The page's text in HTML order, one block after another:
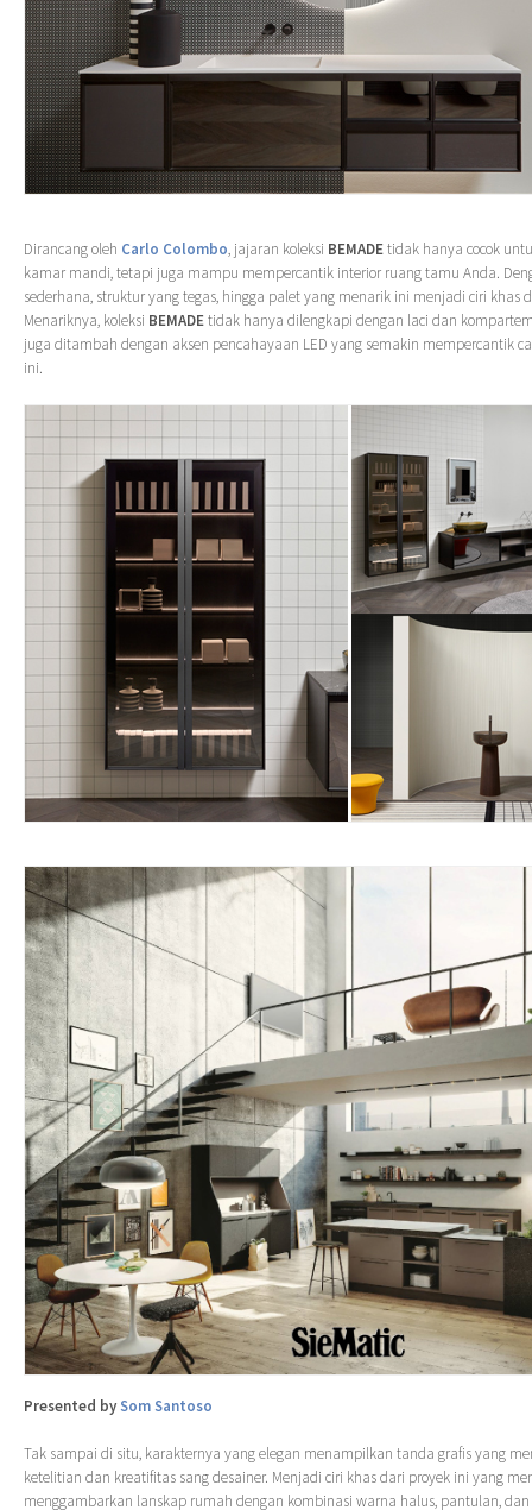
Dirancang oleh Carlo Colombo, jajaran koleksi BEMADEtidak hanya cocok
kamar mandi, tetapi juga mampu mempercantik interior ruang tamu Anda.
sederhana, struktur yang tegas, hingga palet yang menarik ini menjadi ciri khas
Menariknya, koleksi BEMADEtidak hanya dilengkapi dengan laci dan
juga ditambah dengan aksen pencahayaan LED yang semakin mempercantik
ini.
Presented by Som Santoso
Tak sampai di situ, karakternya yang elegan menampilkan tanda grafis yang
ketelitian dan kreatifitas sang desainer. Menjadi ciri khas dari proyek ini yang
menggambarkan lanskap rumah dengan kombinasi warna halus, pantulan,